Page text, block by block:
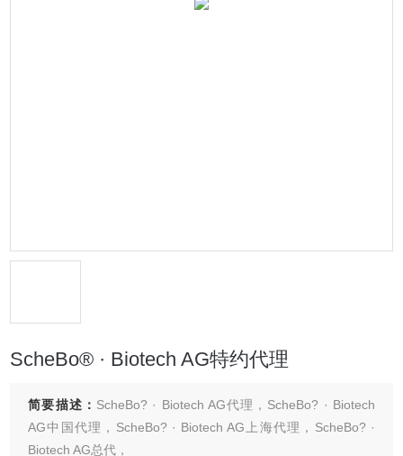
ScheBo® · Biotech AG特约代理
简要描述： ScheBo? · Biotech AG代理，ScheBo? · Biotech
AG中国代理，ScheBo? · Biotech AG上海代理，ScheBo? ·
Biotech AG总代，